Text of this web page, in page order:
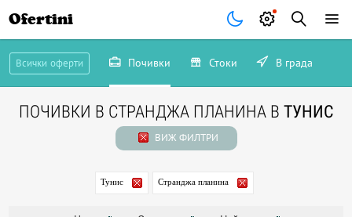
Ofertini
Всички оферти Почивки Стоки В града
ПОЧИВКИ В СТРАНДЖА ПЛАНИНА В ТУНИС
ВИЖ ФИЛТРИ
Тунис Странджа планина